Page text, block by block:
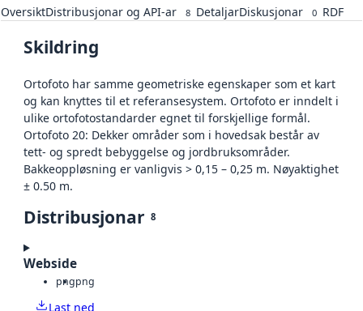
OversiktDistribusjonar og API-ar 8 DetaljarDiskusjonar 0 RDF
Skildring
Ortofoto har samme geometriske egenskaper som et kart
og kan knyttes til et referansesystem. Ortofoto er inndelt i
ulike ortofotostandarder egnet til forskjellige formål.
Ortofoto 20: Dekker områder som i hovedsak består av
tett- og spredt bebyggelse og jordbruksområder.
Bakkeoppløsning er vanligvis > 0,15 – 0,25 m. Nøyaktighet
± 0.50 m.
Distribusjonar 8
Webside
pngpng
Last ned